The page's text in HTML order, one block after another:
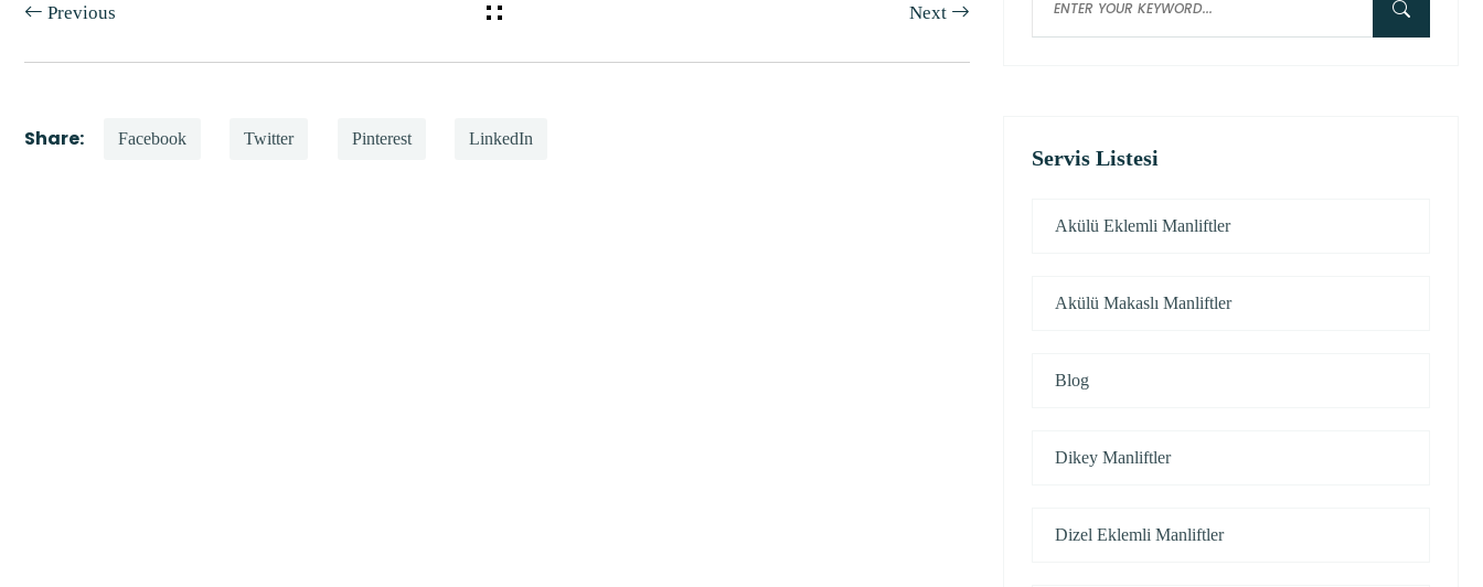
Previous Next
Share: Facebook Twitter Pinterest LinkedIn
Servis Listesi
Akülü Eklemli Manliftler
Akülü Makaslı Manliftler
Blog
Dikey Manliftler
Dizel Eklemli Manliftler